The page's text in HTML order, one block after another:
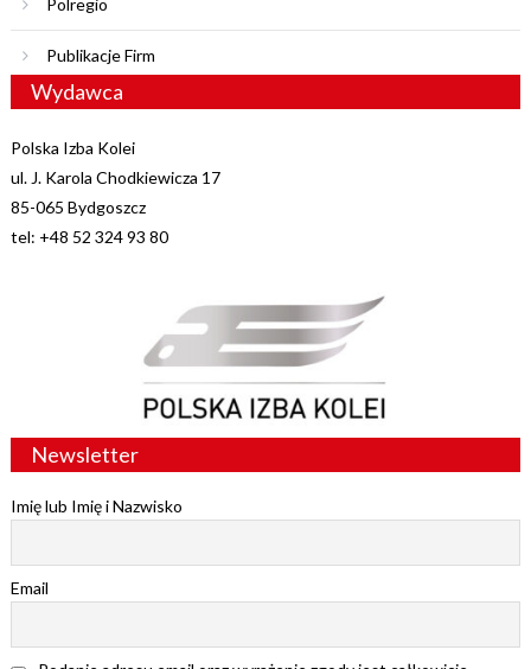
Publikacje Firm
Wydawca
Polska Izba Kolei
ul. J. Karola Chodkiewicza 17
85-065 Bydgoszcz
tel: +48 52 324 93 80
Newsletter
Imię lub Imię i Nazwisko
Email